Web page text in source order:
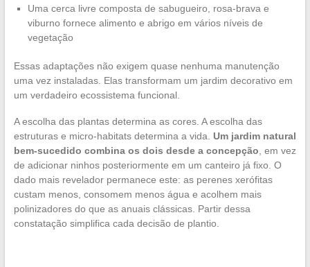
Uma cerca livre composta de sabugueiro, rosa-brava e
viburno fornece alimento e abrigo em vários níveis de
vegetação
Essas adaptações não exigem quase nenhuma manutenção
uma vez instaladas. Elas transformam um jardim decorativo em
um verdadeiro ecossistema funcional.
A escolha das plantas determina as cores. A escolha das
estruturas e micro-habitats determina a vida. Um jardim natural
bem-sucedido combina os dois desde a concepção , em vez
de adicionar ninhos posteriormente em um canteiro já fixo. O
dado mais revelador permanece este: as perenes xerófitas
custam menos, consomem menos água e acolhem mais
polinizadores do que as anuais clássicas. Partir dessa
constatação simplifica cada decisão de plantio.